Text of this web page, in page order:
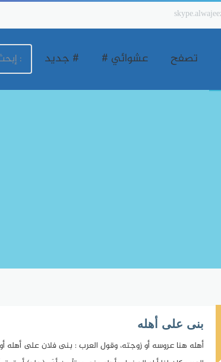
تصفح عشوائي # # جديد
بنى على أهله
أهله هنا عروسه أو زوجته، وقول العرب : بنى فلان على أهله